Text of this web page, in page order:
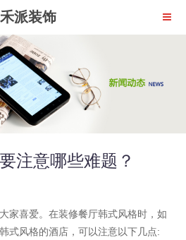
禾派装饰
注意哪些难题？
家喜爱。在装修餐厅韩式风格时，如
式风格的酒店，可以注意以下几点: